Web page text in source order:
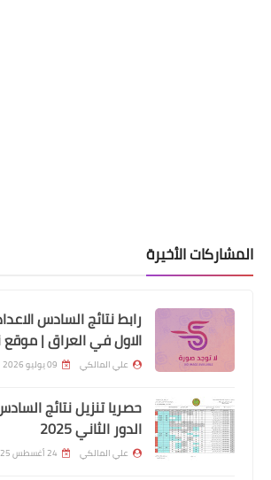
مرفوض حل مشكلة مرفوض
التقديم على 1000 درجة وظيفية بغداد
المشاركات الأخيرة
الاول في العراق | موقع
علي المالكي 09 يوليو 2026
حصريا تنزيل نتائج
الدور الثاني 2025
علي المالكي 24 أغسطس 2025